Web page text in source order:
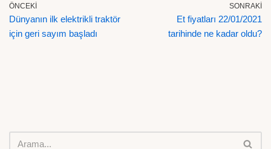
ÖNCEKI
Dünyanın ilk elektrikli traktör
için geri sayım başladı
SONRAKI
Et fiyatları 22/01/2021
tarihinde ne kadar oldu?